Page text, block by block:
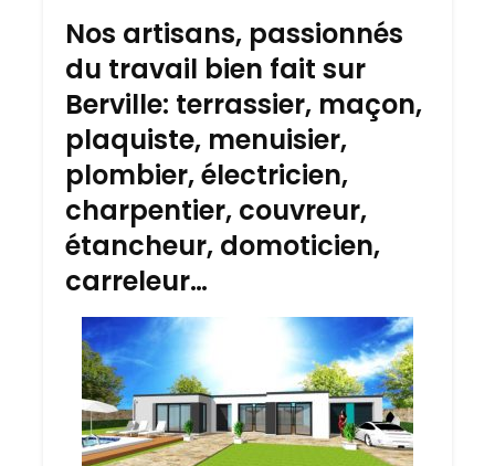
Nos artisans, passionnés
du travail bien fait sur
Berville: terrassier, maçon,
plaquiste, menuisier,
plombier, électricien,
charpentier, couvreur,
étancheur, domoticien,
carreleur…